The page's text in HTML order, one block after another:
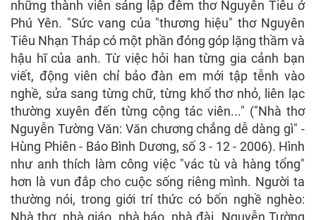
những thành viên sáng lập đêm thơ Nguyên Tiêu ở
Phú Yên. "Sức vang của "thương hiệu" thơ Nguyên
Tiêu Nhạn Tháp có một phần đóng góp lặng thầm và
hậu hĩ của anh. Từ việc hỏi han từng gia cảnh bạn
viết, động viên chỉ bảo đàn em mới tập tễnh vào
nghề, sửa sang từng chữ, từng khổ thơ nhỏ, liên lạc
thường xuyên đến từng cộng tác viên..." ("Nhà thơ
Nguyễn Tường Văn: Văn chương chẳng dễ dàng gì" -
Hùng Phiên - Báo Bình Dương, số 3 - 12 - 2006). Hình
như anh thích làm công việc "vác tù và hàng tổng"
hơn là vun đắp cho cuộc sống riêng mình. Người ta
thường nói, trong giới trí thức có bốn nghề nghèo: